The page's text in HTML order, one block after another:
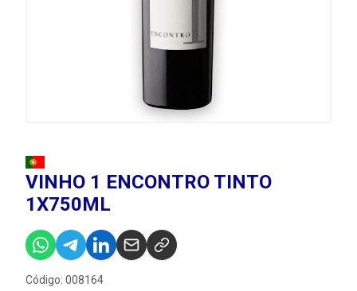
VINHO 1 ENCONTRO TINTO
1X750ML
Código: 008164